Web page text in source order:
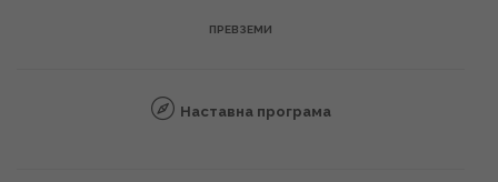
ПРЕВЗЕМИ
Наставна програма